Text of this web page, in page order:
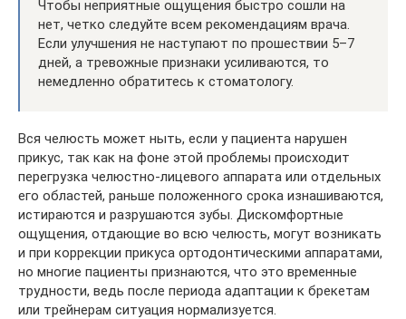
Чтобы неприятные ощущения быстро сошли на
нет, четко следуйте всем рекомендациям врача.
Если улучшения не наступают по прошествии 5–7
дней, а тревожные признаки усиливаются, то
немедленно обратитесь к стоматологу.
Вся челюсть может ныть, если у пациента нарушен
прикус, так как на фоне этой проблемы происходит
перегрузка челюстно-лицевого аппарата или отдельных
его областей, раньше положенного срока изнашиваются,
истираются и разрушаются зубы. Дискомфортные
ощущения, отдающие во всю челюсть, могут возникать
и при коррекции прикуса ортодонтическими аппаратами,
но многие пациенты признаются, что это временные
трудности, ведь после периода адаптации к брекетам
или трейнерам ситуация нормализуется.